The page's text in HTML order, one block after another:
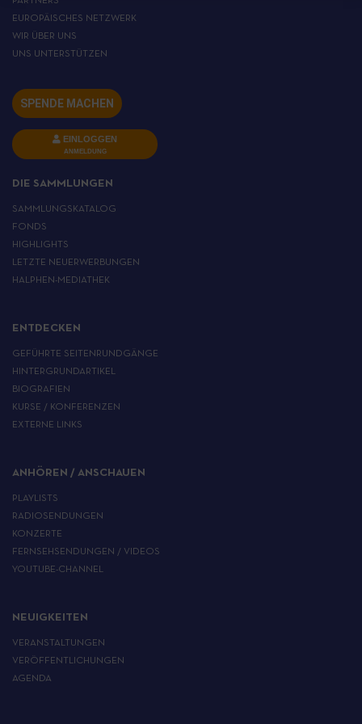
EUROPÄISCHES NETZWERK
WIR ÜBER UNS
UNS UNTERSTÜTZEN
SPENDE MACHEN
EINLOGGEN
ANMELDUNG
DIE SAMMLUNGEN
SAMMLUNGSKATALOG
FONDS
HIGHLIGHTS
LETZTE NEUERWERBUNGEN
HALPHEN-MEDIATHEK
ENTDECKEN
GEFÜHRTE SEITENRUNDGÄNGE
HINTERGRUNDARTIKEL
BIOGRAFIEN
KURSE / KONFERENZEN
EXTERNE LINKS
ANHÖREN / ANSCHAUEN
PLAYLISTS
RADIOSENDUNGEN
KONZERTE
FERNSEHSENDUNGEN / VIDEOS
YOUTUBE-CHANNEL
NEUIGKEITEN
VERANSTALTUNGEN
VERÖFFENTLICHUNGEN
AGENDA